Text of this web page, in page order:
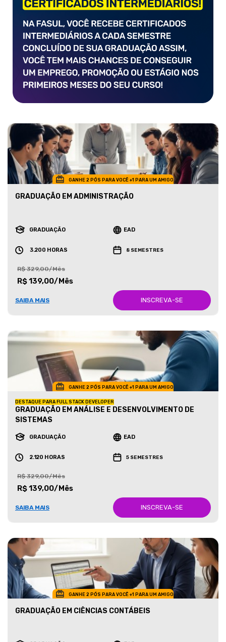
GANHE 2 PÓS PARA VOCÊ +1 PARA UM AMIGO
GRADUAÇÃO EM ADMINISTRAÇÃO
GRADUAÇÃO EAD
3.200 HORAS 8 SEMESTRES
R$ 329,00/Mês
R$ 139,00/Mês
SAIBA MAIS INSCREVA-SE
GANHE 2 PÓS PARA VOCÊ +1 PARA UM AMIGO
DESTAQUE PARA FULL STACK DEVELOPER
GRADUAÇÃO EM ANÁLISE E DESENVOLVIMENTO DE
SISTEMAS
GRADUAÇÃO EAD
2.120 HORAS 5 SEMESTRES
R$ 329,00/Mês
R$ 139,00/Mês
SAIBA MAIS INSCREVA-SE
GANHE 2 PÓS PARA VOCÊ +1 PARA UM AMIGO
GRADUAÇÃO EM CIÊNCIAS CONTÁBEIS